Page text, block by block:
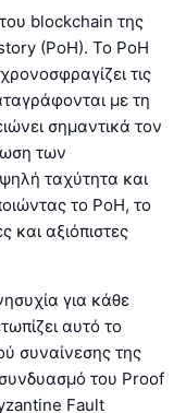
blockchain της
(PoH). Το PoH
τις
με τη
σημαντικά τον
των
ταχύτητα και
το PoH, το
και αξιόπιστες
για κάθε
αυτό το
συναίνεσης της
του Proof
Fault